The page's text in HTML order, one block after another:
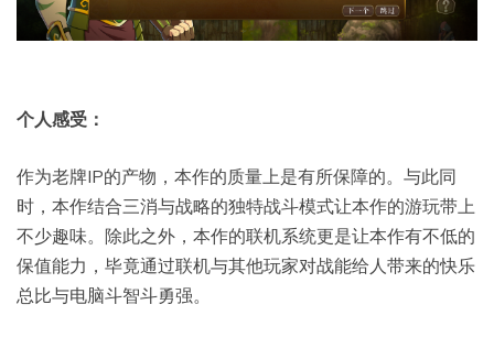
个人感受：
作为老牌IP的产物，本作的质量上是有所保障的。与此同
时，本作结合三消与战略的独特战斗模式让本作的游玩带上
不少趣味。除此之外，本作的联机系统更是让本作有不低的
保值能力，毕竟通过联机与其他玩家对战能给人带来的快乐
总比与电脑斗智斗勇强。